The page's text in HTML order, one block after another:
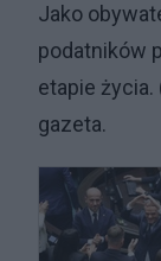
Jako
podatników
etapie życia.
gazeta.